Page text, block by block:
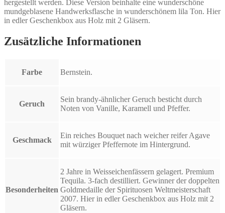
hergestellt werden. Diese Version beinhalte eine wunderschöne
mundgeblasene Handwerksflasche in wunderschönem lila Ton. Hier
in edler Geschenkbox aus Holz mit 2 Gläsern.
Zusätzliche Informationen
Farbe Bernstein.
Geruch
Sein brandy-ähnlicher Geruch besticht durch
Noten von Vanille, Karamell und Pfeffer.
Geschmack
Ein reiches Bouquet nach weicher reifer Agave
mit würziger Pfeffernote im Hintergrund.
Besonderheiten
2 Jahre in Weisseichenfässern gelagert. Premium
Tequila. 3-fach destilliert. Gewinner der doppelten
Goldmedaille der Spirituosen Weltmeisterschaft
2007. Hier in edler Geschenkbox aus Holz mit 2
Gläsern.